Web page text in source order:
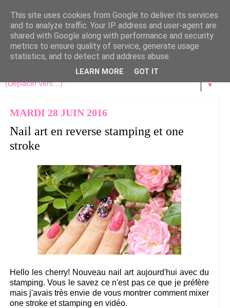
▼
MARDI 28 JUIN 2016
Nail art en reverse stamping et one
stroke
Hello les cherry! Nouveau nail art aujourd'hui avec du
stamping. Vous le savez ce n'est pas ce que je préfère
mais j'avais très envie de vous montrer comment mixer
one stroke et stamping en vidéo.
This site uses cookies from Google to deliver its services
and to analyze traffic. Your IP address and user-agent are
shared with Google along with performance and security
metrics to ensure quality of service, generate usage
statistics, and to detect and address abuse.
LEARN MORE GOT IT